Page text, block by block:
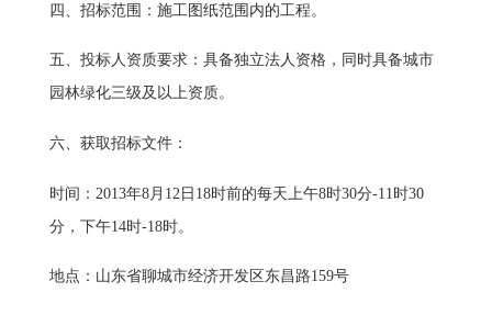
四、招标范围：施工图纸范围内的工程。
五、投标人资质要求：具备独立法人资格，同时具备城市
园林绿化三级及以上资质。
六、获取招标文件：
时间：2013年8月12日18时前的每天上午8时30分-11时30
分，下午14时-18时。
地点：山东省聊城市经济开发区东昌路159号